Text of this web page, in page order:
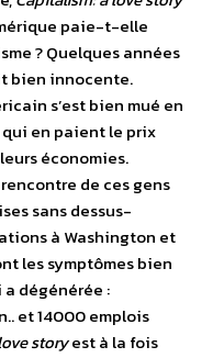
paie-t-elle
? Quelques années
bien innocente.
s’est bien mué en
en paient le prix
économies.
de ces gens
sans dessus-
à Washington et
les symptômes bien
a dégénérée :
et 14000 emplois
storyest à la fois